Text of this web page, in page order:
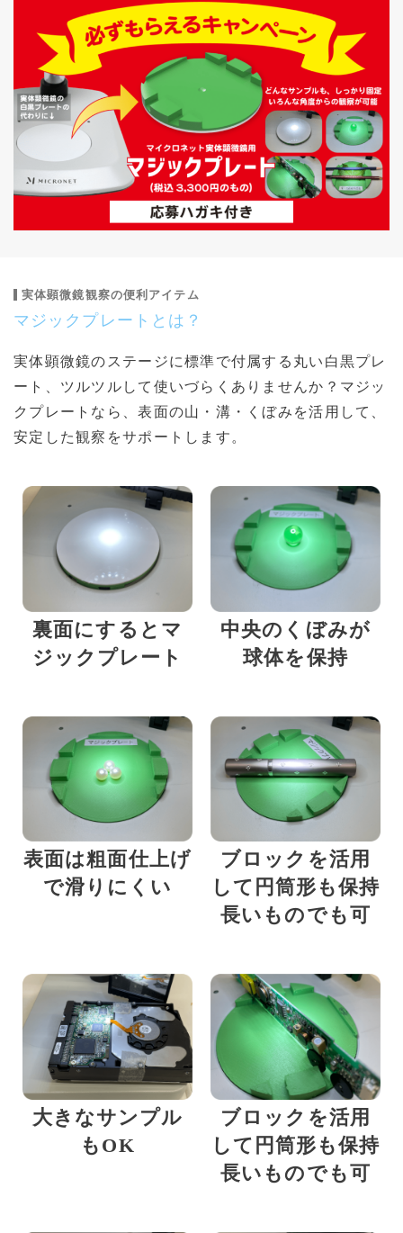
実体顕微鏡観察の便利アイテム
マジックプレートとは？
実体顕微鏡のステージに標準で付属する丸い白黒プレ
ート、ツルツルして使いづらくありませんか？マジッ
クプレートなら、表面の山・溝・くぼみを活用して、
安定した観察をサポートします。
裏面にするとマ
ジックプレート
中央のくぼみが
球体を保持
表面は粗面仕上げ
で滑りにくい
ブロックを活用
して円筒形も保持
長いものでも可
大きなサンプル
もOK
ブロックを活用
して円筒形も保持
長いものでも可